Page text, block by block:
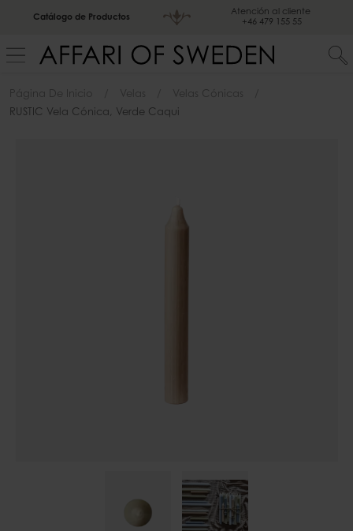
Catálogo de Productos
Atención al cliente
+46 479 155 55
Página De Inicio Velas
Velas Cónicas
RUSTIC Vela Cónica, Verde Caqui